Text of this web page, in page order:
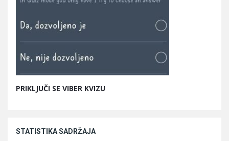
PRIKLJUČI SE VIBER KVIZU
STATISTIKA SADRŽAJA